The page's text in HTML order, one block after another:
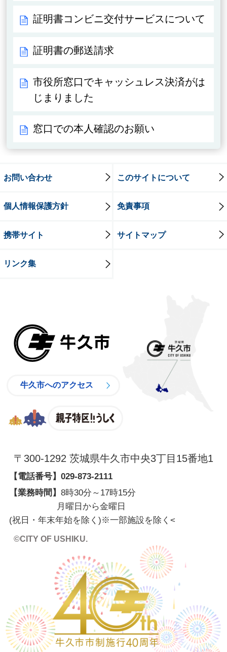
証明書コンビニ交付サービスについて
証明書の郵送請求
市役所窓口でキャッシュレス決済がは
じまりました
窓口での本人確認のお願い
お問い合わせ このサイトについて
個人情報保護方針 免責事項
携帯サイト サイトマップ
リンク集
牛久市へのアクセス
〒300-1292 茨城県牛久市中央3丁目15番地1
【電話番号】 029-873-2111
【業務時間】 8時30分～17時15分
月曜日から金曜日
(祝日・年末年始を除く)※一部施設を除く <
©CITY OF USHIKU.